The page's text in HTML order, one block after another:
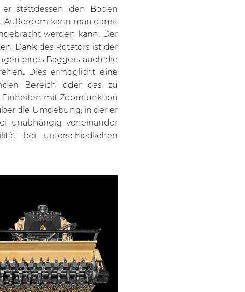
stattdessen den Boden
Außerdem kann man damit
werden kann. Der
Dank des Rotators ist der
eines Baggers auch die
Dies ermöglicht eine
Bereich oder das zu
Einheiten mit Zoomfunktion
die Umgebung, in der er
unabhängig voneinander
bei unterschiedlichen